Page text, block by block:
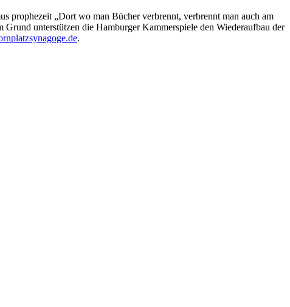
prophezeit „Dort wo man Bücher verbrennt, verbrennt man auch am
unterstützen die Hamburger Kammerspiele den Wiederaufbau der
.